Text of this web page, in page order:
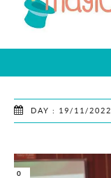
DAY : 19/11/2022
0